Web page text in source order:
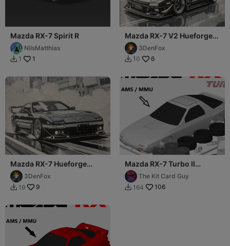
Mazda RX-7 Spirit R
NilsMatthias
 1 1
Mazda RX-7 V2 Hueforge
200x200
3DenFox
 10 6
Mazda RX-7 Hueforge
200x200
3DenFox
 19 9
Mazda RX-7 Turbo II
(FC3S) Kit Card (1:24
scale)The Kit Card Guy
 164 106